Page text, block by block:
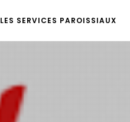
LES SERVICES PAROISSIAUX